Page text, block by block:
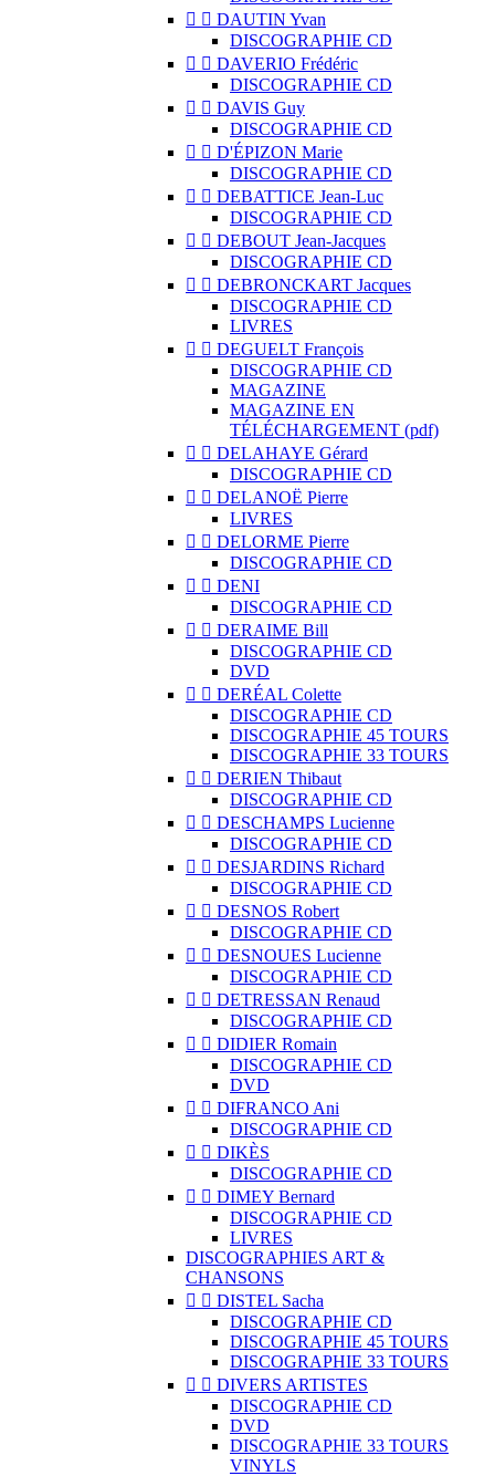
  DAUTIN Yvan
DISCOGRAPHIE CD
  DAVERIO Frédéric
DISCOGRAPHIE CD
  DAVIS Guy
DISCOGRAPHIE CD
  D'ÉPIZON Marie
DISCOGRAPHIE CD
  DEBATTICE Jean-Luc
DISCOGRAPHIE CD
  DEBOUT Jean-Jacques
DISCOGRAPHIE CD
  DEBRONCKART Jacques
DISCOGRAPHIE CD
LIVRES
  DEGUELT François
DISCOGRAPHIE CD
MAGAZINE
MAGAZINE EN
TÉLÉCHARGEMENT (pdf)
  DELAHAYE Gérard
DISCOGRAPHIE CD
  DELANOË Pierre
LIVRES
  DELORME Pierre
DISCOGRAPHIE CD
  DENI
DISCOGRAPHIE CD
  DERAIME Bill
DISCOGRAPHIE CD
DVD
  DERÉAL Colette
DISCOGRAPHIE CD
DISCOGRAPHIE 45 TOURS
DISCOGRAPHIE 33 TOURS
  DERIEN Thibaut
DISCOGRAPHIE CD
  DESCHAMPS Lucienne
DISCOGRAPHIE CD
  DESJARDINS Richard
DISCOGRAPHIE CD
  DESNOS Robert
DISCOGRAPHIE CD
  DESNOUES Lucienne
DISCOGRAPHIE CD
  DETRESSAN Renaud
DISCOGRAPHIE CD
  DIDIER Romain
DISCOGRAPHIE CD
DVD
  DIFRANCO Ani
DISCOGRAPHIE CD
  DIKÈS
DISCOGRAPHIE CD
  DIMEY Bernard
DISCOGRAPHIE CD
LIVRES
DISCOGRAPHIES ART &
CHANSONS
  DISTEL Sacha
DISCOGRAPHIE CD
DISCOGRAPHIE 45 TOURS
DISCOGRAPHIE 33 TOURS
  DIVERS ARTISTES
DISCOGRAPHIE CD
DVD
DISCOGRAPHIE 33 TOURS
VINYLS